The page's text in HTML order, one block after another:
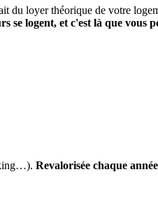
du loyer théorique de votre
se logent, et c'est là que vous
Revalorisée chaque